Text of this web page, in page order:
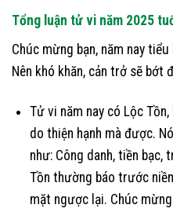
Tổng luận tử vi năm 2025
Chúc mừng bạn, năm nay
Nên khó khăn, cản trở sẽ bớt
Tử vi năm nay có Lộc
do thiện hạnh mà được.
như: Công danh, tiền bạc,
Tồn thường báo trước
mặt ngược lại. Chúc